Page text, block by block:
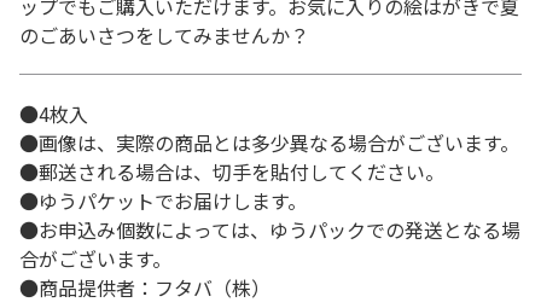
ップでもご購入いただけます。お気に入りの絵はがきで夏
のごあいさつをしてみませんか？
●4枚入
●画像は、実際の商品とは多少異なる場合がございます。
●郵送される場合は、切手を貼付してください。
●ゆうパケットでお届けします。
●お申込み個数によっては、ゆうパックでの発送となる場
合がございます。
●商品提供者：フタバ（株）